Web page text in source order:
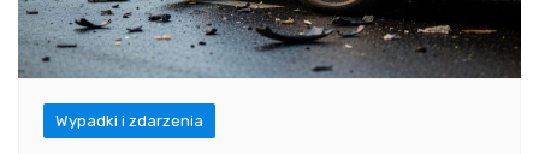
Wypadki i zdarzenia